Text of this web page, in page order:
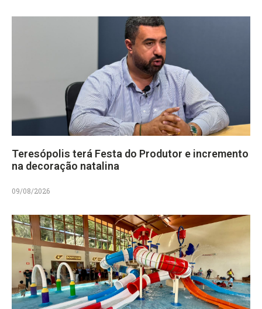
Teresópolis terá Festa do Produtor e incremento
na decoração natalina
09/08/2026